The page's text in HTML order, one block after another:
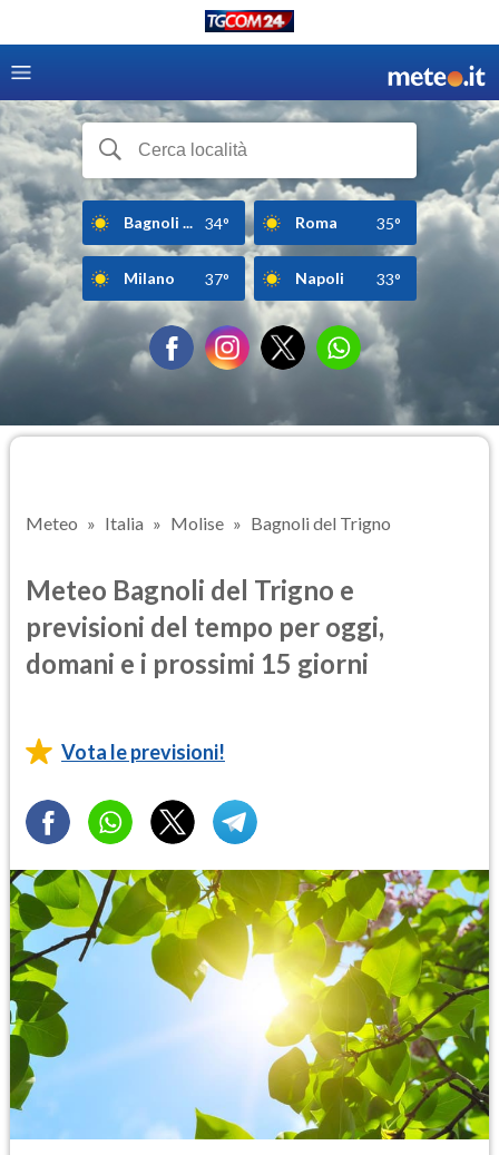
Bagnoli ... 34° Roma 35°
Milano 37° Napoli 33°
Meteo Italia Molise Bagnoli del Trigno
Meteo Bagnoli del Trigno e
previsioni del tempo per oggi,
domani e i prossimi 15 giorni
Vota le previsioni!